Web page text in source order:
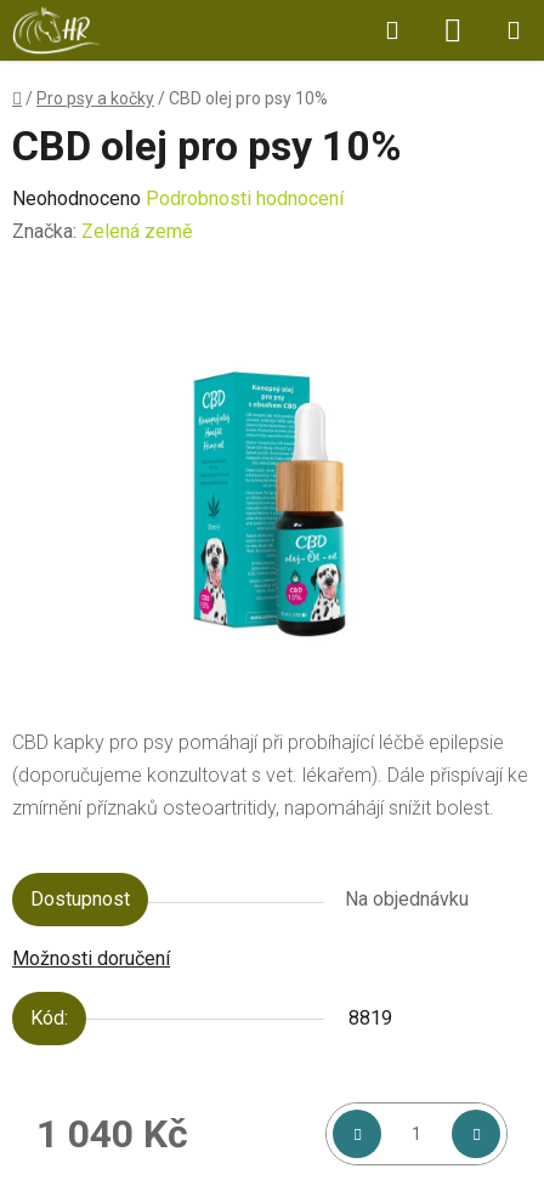
Přejít
na
obsah
Hledat
KOŠÍK
Domů
/ Pro psy a kočky /CBD olej pro psy 10%
CBD kapky pro psy pomáhají při probíhající léčbě epilepsie
(doporučujeme konzultovat s vet. lékařem). Dále přispívají ke
zmírnění příznaků osteoartritidy, napomáhájí snížit bolest.
Dostupnost Na objednávku
Možnosti doručení
Kód: 8819
1 040 Kč
CBD olej pro psy 10%
Průměrné
hodnocení
Neohodnoceno Podrobnosti hodnocení
Značka: Zelená země